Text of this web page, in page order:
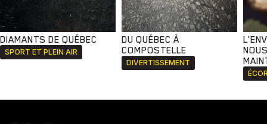
DIAMANTS DE QUÉBEC
SPORT ET PLEIN AIR
DU QUÉBEC À
COMPOSTELLE
DIVERTISSEMENT